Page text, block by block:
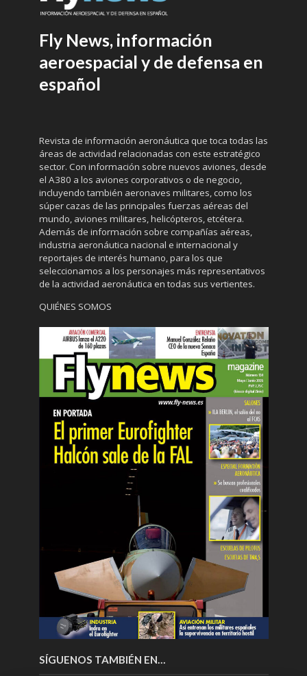
Fly News, información
aeroespacial y de defensa en
español
Revista de información aeronáutica que toca todas las
áreas de actividad relacionadas con este estratégico
sector. Con información sobre nuevos aviones, desde
el A380 a los aviones corporativos o de negocio,
incluyendo también aeronaves militares, como los
súper cazas de las principales fuerzas aéreas del
mundo, aviones militares, helicópteros, etcétera.
Además de información sobre compañías aéreas,
industria aeronáutica nacional e internacional y
reportajes de interés humano, para los que
seleccionamos a los personajes más representativos
de la actividad aeronáutica en todas sus vertientes.
QUIÉNES SOMOS
SÍGUENOS TAMBIÉN EN…